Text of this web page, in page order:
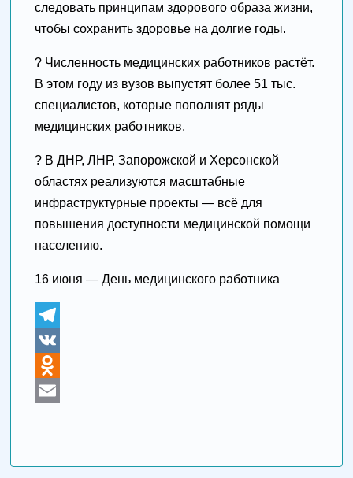
следовать принципам здорового образа жизни,
чтобы сохранить здоровье на долгие годы.
? Численность медицинских работников растёт.
В этом году из вузов выпустят более 51 тыс.
специалистов, которые пополнят ряды
медицинских работников.
? В ДНР, ЛНР, Запорожской и Херсонской
областях реализуются масштабные
инфраструктурные проекты — всё для
повышения доступности медицинской помощи
населению.
16 июня — День медицинского работника
T
e
r
V
K
O
o
a